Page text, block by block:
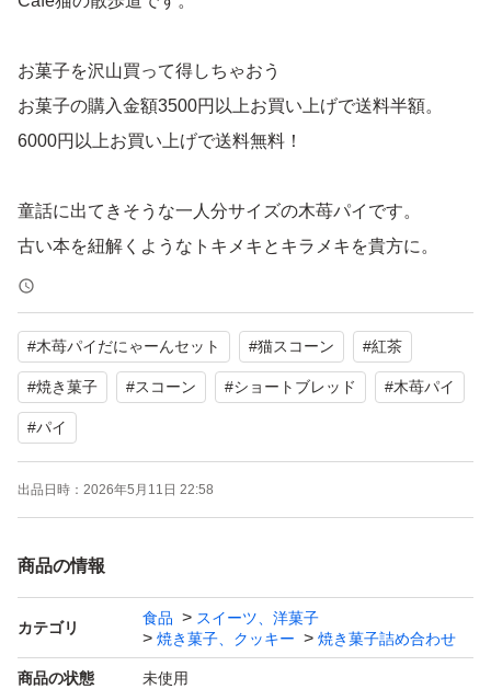
お菓子を沢山買って得しちゃおう
お菓子の購入金額3500円以上お買い上げで送料半額。
6000円以上お買い上げで送料無料！
童話に出てきそうな一人分サイズの木苺パイです。
古い本を紐解くようなトキメキとキラメキを貴方に。
今年は4種類の果実で軽やかさアップ！
童話の食べ物 木苺パイ×２個
バター香る人気者 にゃんこショートブレッド×2個
猫の散歩道オリジナル 猫スコーン×4個
全な材料で一つ一つ丁寧に手作りしています。
＊ベーキングパウダーはアルミフリーのものを使用してい
ます。
#木苺パイだにゃーんセット #猫スコーン #紅茶
#焼き菓子 #スコーン #ショートブレッド #木苺パイ
#パイ
出品日時： 2026年5月11日 22:58
商品の情報
カテゴリ
食品
スイーツ、洋菓子
焼き菓子、クッキー
焼き菓子詰め合わせ
商品の状態 未使用